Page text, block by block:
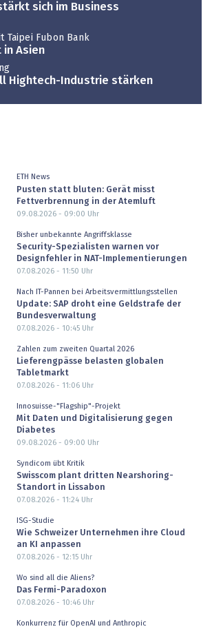
sich im Business
Taipei Fubon Bank
in Asien
Hightech-Industrie stärken
ETH News
Pusten statt bluten: Gerät misst
Fettverbrennung in der Atemluft
09.08.2026 - 09:00 Uhr
Bisher unbekannte Angriffsklasse
Security-Spezialisten warnen vor
Designfehler in NAT-Implementierungen
07.08.2026 - 11:50 Uhr
Nach IT-Pannen bei Arbeitsvermittlungsstellen
Update: SAP droht eine Geldstrafe der
Bundesverwaltung
07.08.2026 - 10:45Uhr
Zahlen zum zweiten Quartal 2026
Lieferengpässe belasten globalen
Tabletmarkt
07.08.2026 - 11:06Uhr
Innosuisse-"Flagship"-Projekt
Mit Daten und Digitalisierung gegen
Diabetes
09.08.2026 - 09:00 Uhr
Syndicom übt Kritik
Swisscom plant dritten Nearshoring-
Standort in Lissabon
07.08.2026 - 11:24Uhr
ISG-Studie
Wie Schweizer Unternehmen ihre Cloud
an KI anpassen
07.08.2026 - 12:15Uhr
Wo sind all die Aliens?
Das Fermi-Paradoxon
07.08.2026 - 10:46Uhr
Konkurrenz für OpenAI und Anthropic